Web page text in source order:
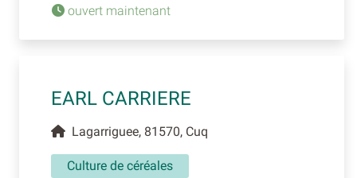
ouvert maintenant
EARL CARRIERE
Lagarriguee, 81570, Cuq
Culture de céréales